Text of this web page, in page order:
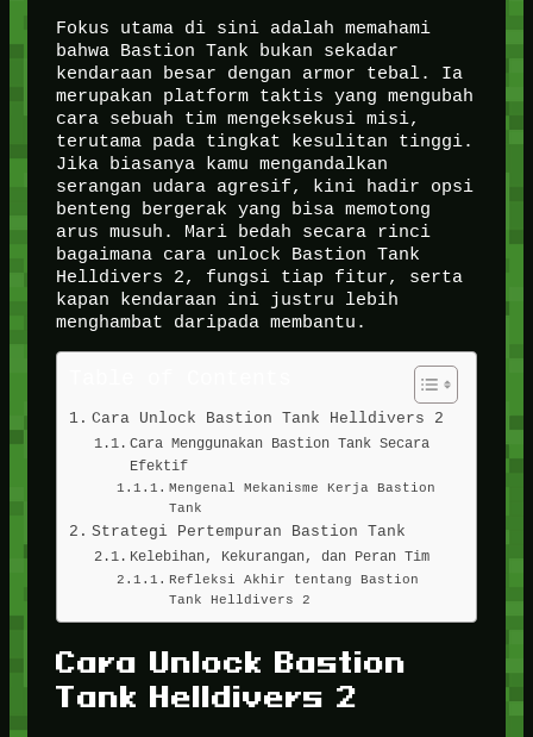
Fokus utama di sini adalah memahami
bahwa Bastion Tank bukan sekadar
kendaraan besar dengan armor tebal. Ia
merupakan platform taktis yang mengubah
cara sebuah tim mengeksekusi misi,
terutama pada tingkat kesulitan tinggi.
Jika biasanya kamu mengandalkan
serangan udara agresif, kini hadir opsi
benteng bergerak yang bisa memotong
arus musuh. Mari bedah secara rinci
bagaimana cara unlock Bastion Tank
Helldivers 2, fungsi tiap fitur, serta
kapan kendaraan ini justru lebih
menghambat daripada membantu.
Cara Unlock Bastion Tank Helldivers 2
Cara Menggunakan Bastion Tank Secara
Efektif
Mengenal Mekanisme Kerja Bastion
Tank
Strategi Pertempuran Bastion Tank
Kelebihan, Kekurangan, dan Peran Tim
Refleksi Akhir tentang Bastion
Tank Helldivers 2
Cara Unlock Bastion
Tank Helldivers 2